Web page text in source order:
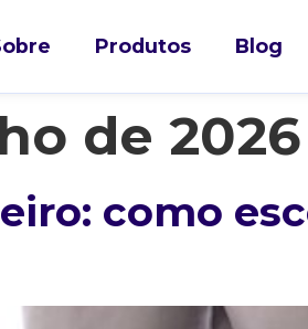
Produtos Blog
de 2026
como